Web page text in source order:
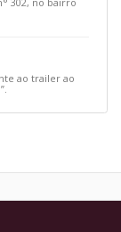
ao trailer ao